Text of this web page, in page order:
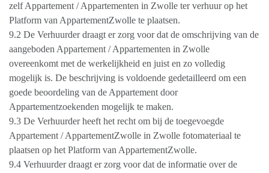
zelf Appartement / Appartementen in Zwolle ter verhuur op het
Platform van AppartementZwolle te plaatsen.
9.2 De Verhuurder draagt er zorg voor dat de omschrijving van de
aangeboden Appartement / Appartementen in Zwolle
overeenkomt met de werkelijkheid en juist en zo volledig
mogelijk is. De beschrijving is voldoende gedetailleerd om een
goede beoordeling van de Appartement door
Appartementzoekenden mogelijk te maken.
9.3 De Verhuurder heeft het recht om bij de toegevoegde
Appartement / AppartementZwolle in Zwolle fotomateriaal te
plaatsen op het Platform van AppartementZwolle.
9.4 Verhuurder draagt er zorg voor dat de informatie over de